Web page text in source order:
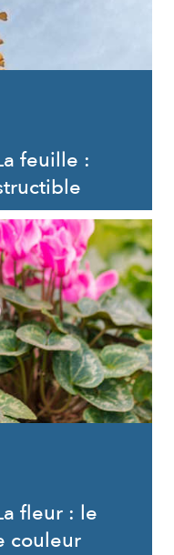
feuille :
fleur : le
couleur